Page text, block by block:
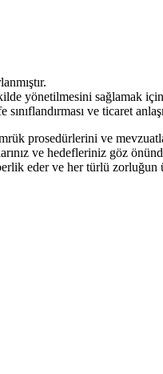
yönetilmesini sağlamak
ve ticaret
prosedürlerini ve
ve hedefleriniz göz
eder ve her türlü